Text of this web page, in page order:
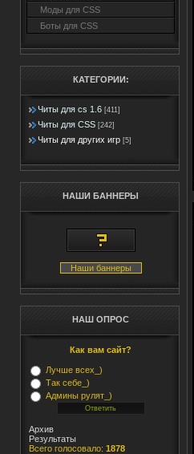
Моды для CSS
Боты для CSS
КАТЕГОРИИ:
Читы для cs 1.6 [411]
Читы для CSS [242]
Читы для других игр [5]
НАШИ БАННЕРЫ
Наши баннеры
НАШ ОПРОС
Как вам сайт?
Лучше всех_)
Так себе_)
Админы рулят_)
Архив
Результаты
Всего голосовало: 1878